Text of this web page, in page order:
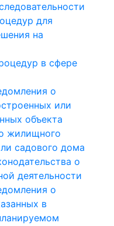
для
на
в сфере
о
или
объекта
жилищного
садового дома
о
деятельности
о
в